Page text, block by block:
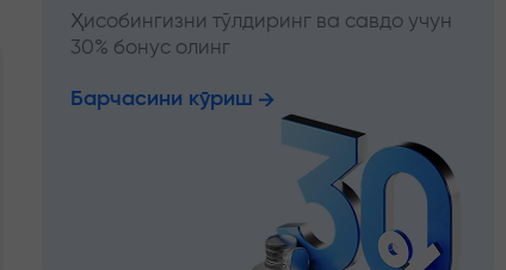
Ҳисобингизни тўлдиринг ва савдо учун
30% бонус олинг
Барчасини кўриш